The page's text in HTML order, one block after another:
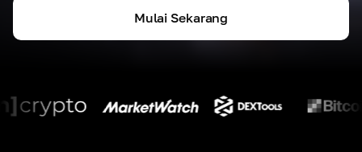
Mulai Sekarang